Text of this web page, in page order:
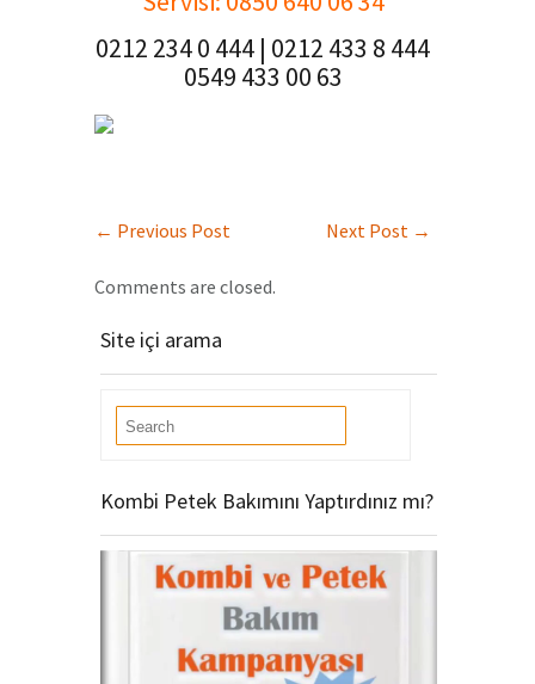
0212 234 0 444 | 0212 433 8 444
0549 433 00 63
← Previous Post Next Post →
Comments are closed.
Site içi arama
Kombi Petek Bakımını Yaptırdınız mı?
oynatıcı